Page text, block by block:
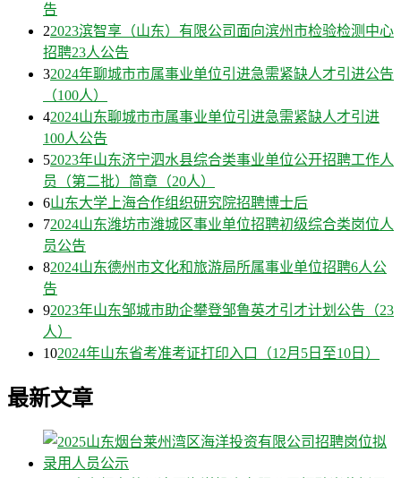
告
22023滨智享（山东）有限公司面向滨州市检验检测中心
招聘23人公告
32024年聊城市市属事业单位引进急需紧缺人才引进公告
（100人）
42024山东聊城市市属事业单位引进急需紧缺人才引进
100人公告
52023年山东济宁泗水县综合类事业单位公开招聘工作人
员（第二批）简章（20人）
6山东大学上海合作组织研究院招聘博士后
72024山东潍坊市潍城区事业单位招聘初级综合类岗位人
员公告
82024山东德州市文化和旅游局所属事业单位招聘6人公
告
92023年山东邹城市助企攀登邹鲁英才引才计划公告（23
人）
102024年山东省考准考证打印入口（12月5日至10日）
最新文章